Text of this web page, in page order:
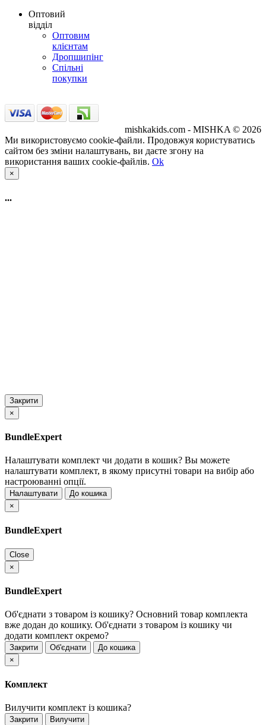
Оптовий
відділ
Оптовим
клієнтам
Дропшипінг
Спільні
покупки
mishkakids.com - MISHKA © 2026
Ми використовуємо cookie-файли. Продовжуя користуватись
сайтом без зміни налаштувань, ви даєте згону на
використання ваших cookie-файлів. Ok
×
...
Закрити
×
BundleExpert
Налаштувати комплект чи додати в кошик? Вы можете
налаштувати комплект, в якому присутні товари на вибір або
настроюванні опції.
Налаштувати
До кошика
×
BundleExpert
Close
×
BundleExpert
Об'єднати з товаром із кошику? Основний товар комплекта
вже додан до кошику. Об'єднати з товаром із кошику чи
додати комплект окремо?
Закрити Об'єднати
До кошика
×
Комплект
Вилучити комплект із кошика?
Закрити Вилучити